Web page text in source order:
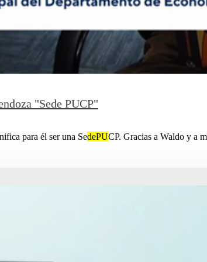
"Sede PUCP"
para él ser una SedePUCP. Gracias a Waldo y a